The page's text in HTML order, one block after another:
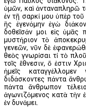
ὑμῶν, καὶ ἀνταναπληρῶ
ἐν τῇ σαρκί μου ὑπὲρ
ἣς ἐγενόμην ἐγὼ
δοθεῖσάν μοι εἰς
μυστήριον τὸ
γενεῶν, νῦν δὲ
θεὸς γνωρίσαι τί τὸ
τοῖς ἔθνεσιν, ὅ ἐστιν
ἡμεῖς
διδάσκοντες πάντα
πάντα ἄνθρωπον
ἀγωνιζόμενος κατὰ τὴν
ἐν δυνάμει.